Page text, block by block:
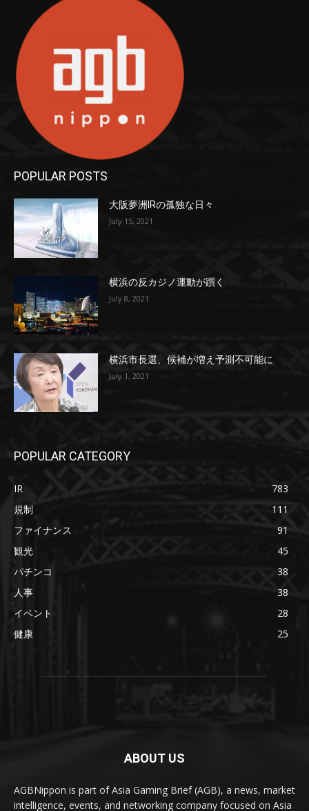
POPULAR POSTS
大阪夢洲IRの孤独な日々
July 15, 2021
横浜の反カジノ運動が躓く
July 8, 2021
横浜市長選、候補が増え予測不可能に
July 1, 2021
POPULAR CATEGORY
IR
783
規制
111
ファイナンス
91
観光
45
パチンコ
38
人事
38
イベント
28
健康
25
ABOUT US
AGBNippon is part of Asia Gaming Brief (AGB), a news, market
intelligence, events, and networking company focused on Asia